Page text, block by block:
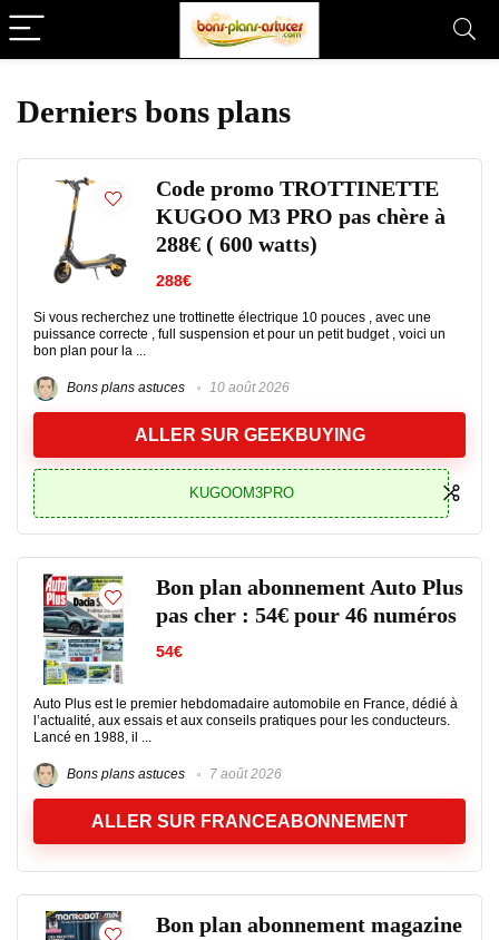
Derniers bons plans
Code promo TROTTINETTE
KUGOO M3 PRO pas chère à
288€ ( 600 watts)
288€
Si vous recherchez une trottinette électrique 10 pouces , avec une
puissance correcte , full suspension et pour un petit budget , voici un
bon plan pour la ...
Bons plans astuces 10 août 2026
ALLER SUR GEEKBUYING
KUGOOM3PRO
Bon plan abonnement Auto Plus
pas cher : 54€ pour 46 numéros
54€
Auto Plus est le premier hebdomadaire automobile en France, dédié à
l’actualité, aux essais et aux conseils pratiques pour les conducteurs.
Lancé en 1988, il ...
Bons plans astuces 7 août 2026
ALLER SUR FRANCEABONNEMENT
Bon plan abonnement magazine